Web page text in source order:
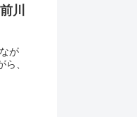
川
が
、